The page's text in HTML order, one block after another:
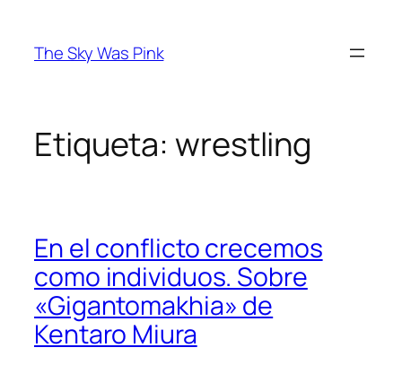
contenido
The Sky Was Pink
Etiqueta: wrestling
En el conflicto crecemos
como individuos. Sobre
«Gigantomakhia» de
Kentaro Miura